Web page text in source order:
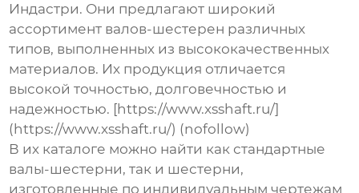
Индастри. Они предлагают широкий
ассортимент валов-шестерен различных
типов, выполненных из высококачественных
материалов. Их продукция отличается
высокой точностью, долговечностью и
надежностью. [https://www.xsshaft.ru/]
(https://www.xsshaft.ru/) (nofollow)
В их каталоге можно найти как стандартные
валы-шестерни, так и шестерни,
изготовленные по индивидуальным чертежам